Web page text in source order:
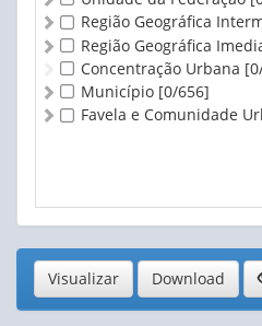
Existência de obstáculo
Existência de obstáculo
Existência de rampa
Existência de rampa
Existência de rampa
Arborização - 5 ou
Arborização - Não
Região Geográfica
Região Geográfica
Concentração Urbana
Município [0/656]
Favela e Comunidade
Visualizar Download